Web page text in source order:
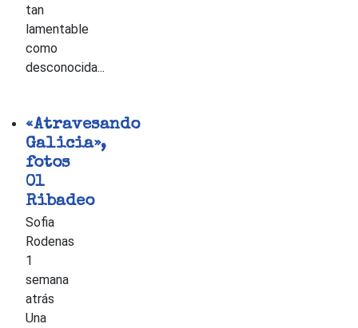
tan
lamentable
como
desconocida...
«Atravesando
Galicia»,
fotos
01
Ribadeo
Sofia
Rodenas
1
semana
atrás
Una